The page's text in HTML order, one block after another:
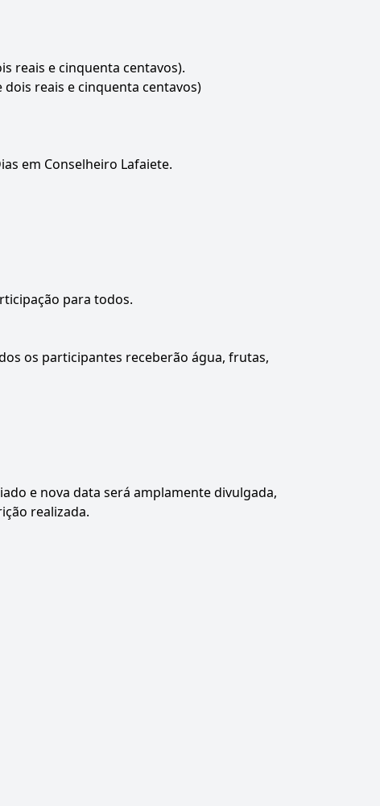
reais e cinquenta centavos).
dois reais e cinquenta centavos)
em Conselheiro Lafaiete.
para todos.
os participantes receberão água, frutas,
e nova data será amplamente divulgada,
realizada.